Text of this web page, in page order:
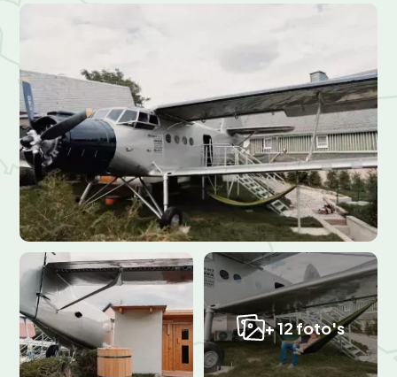
+ 12 foto's